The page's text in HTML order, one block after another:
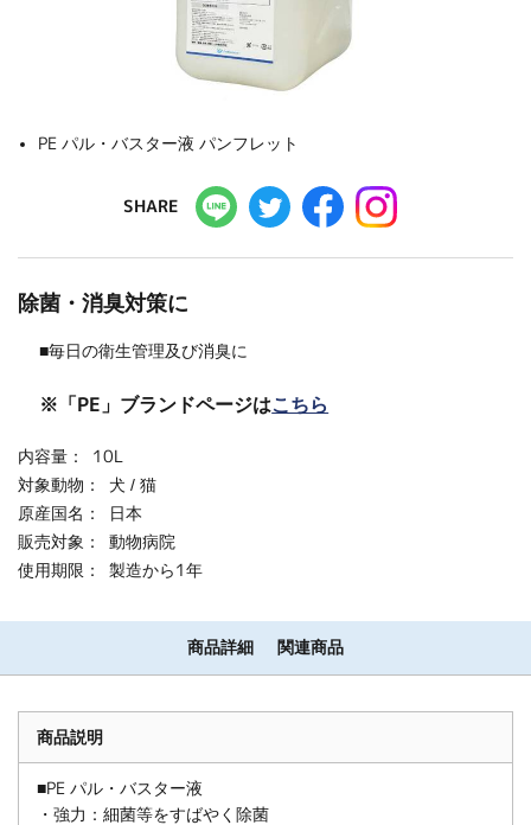
PE パル・バスター液 パンフレット
SHARE
除菌・消臭対策に
■毎日の衛生管理及び消臭に
※「PE」ブランドページはこちら
内容量：
10L
対象動物：
犬 / 猫
原産国名：
日本
販売対象：
動物病院
使用期限：
製造から1年
商品詳細 関連商品
商品説明
■PE パル・バスター液
・強力：細菌等をすばやく除菌